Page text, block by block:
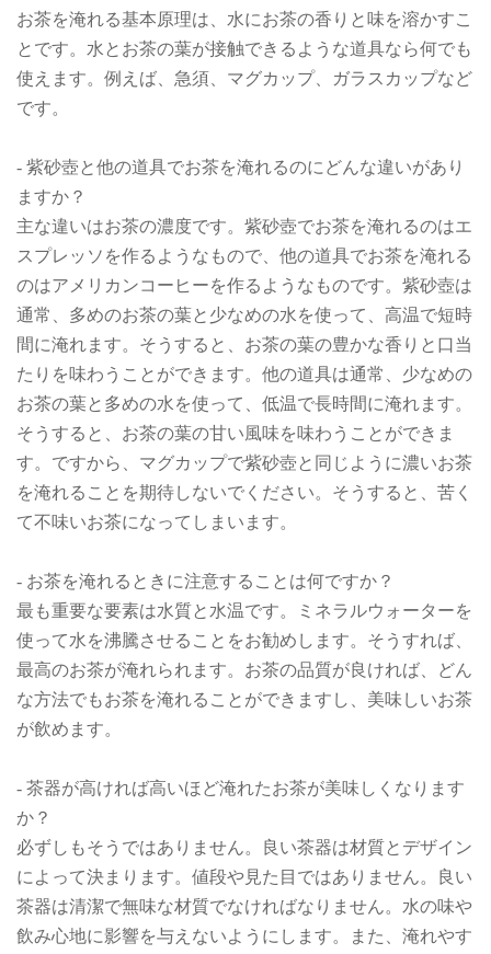
お茶を淹れる基本原理は、水にお茶の香りと味を溶かすこ
とです。水とお茶の葉が接触できるような道具なら何でも
使えます。例えば、急須、マグカップ、ガラスカップなど
です。
- 紫砂壺と他の道具でお茶を淹れるのにどんな違いがあり
ますか？
主な違いはお茶の濃度です。紫砂壺でお茶を淹れるのはエ
スプレッソを作るようなもので、他の道具でお茶を淹れる
のはアメリカンコーヒーを作るようなものです。紫砂壺は
通常、多めのお茶の葉と少なめの水を使って、高温で短時
間に淹れます。そうすると、お茶の葉の豊かな香りと口当
たりを味わうことができます。他の道具は通常、少なめの
お茶の葉と多めの水を使って、低温で長時間に淹れます。
そうすると、お茶の葉の甘い風味を味わうことができま
す。ですから、マグカップで紫砂壺と同じように濃いお茶
を淹れることを期待しないでください。そうすると、苦く
て不味いお茶になってしまいます。
- お茶を淹れるときに注意することは何ですか？
最も重要な要素は水質と水温です。ミネラルウォーターを
使って水を沸騰させることをお勧めします。そうすれば、
最高のお茶が淹れられます。お茶の品質が良ければ、どん
な方法でもお茶を淹れることができますし、美味しいお茶
が飲めます。
- 茶器が高ければ高いほど淹れたお茶が美味しくなります
か？
必ずしもそうではありません。良い茶器は材質とデザイン
によって決まります。値段や見た目ではありません。良い
茶器は清潔で無味な材質でなければなりません。水の味や
飲み心地に影響を与えないようにします。また、淹れやす